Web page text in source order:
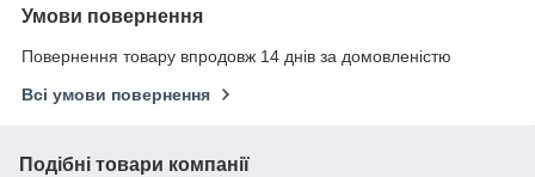
Умови повернення
Повернення товару впродовж 14 днів за домовленістю
Всі умови повернення
Подібні товари компанії